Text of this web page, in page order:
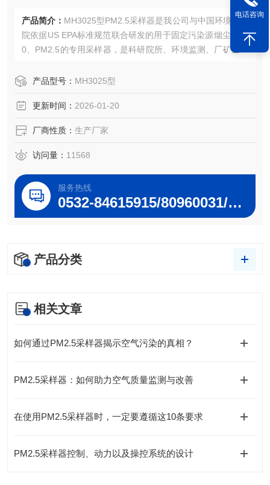
产品简介： MH3025型PM2.5采样器是我公司与中国环境科学
院依据US EPA标准规范联合研发的用于固定污染源烟尘PM1
0、PM2.5的专用采样器，是科研院所、环境监测、厂矿企业
境空气颗粒物来源解析监测的常用仪器。
产品型号： MH3025型
更新时间： 2026-01-20
厂商性质： 生产厂家
访问量： 11568
服务热线
0532-84615915/80960031/80960032
产品分类
相关文章
如何通过PM2.5采样器揭示空气污染的真相？
PM2.5采样器：如何助力空气质量监测与改善
在使用PM2.5采样器时，一定要遵循这10条要求
PM2.5采样器控制、动力以及操控系统的设计
电话咨询